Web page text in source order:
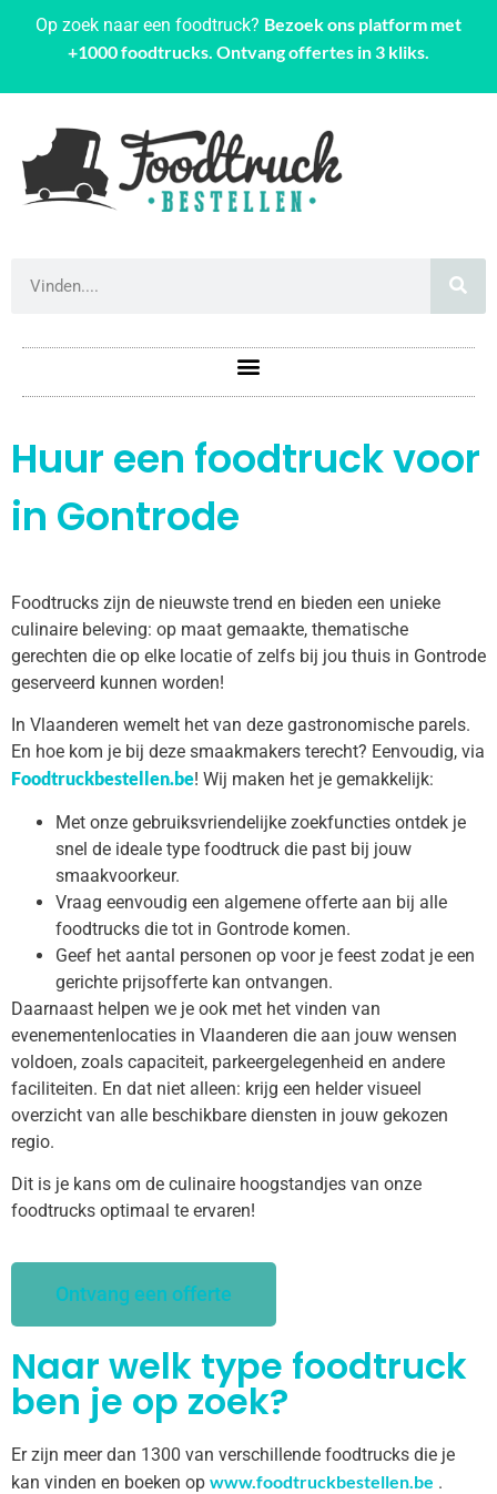
Op zoek naar een foodtruck? Bezoek ons platform met
+1000 foodtrucks. Ontvang offertes in 3 kliks.
Huur een foodtruck voor
in Gontrode
Foodtrucks zijn de nieuwste trend en bieden een unieke
culinaire beleving: op maat gemaakte, thematische
gerechten die op elke locatie of zelfs bij jou thuis in Gontrode
geserveerd kunnen worden!
In Vlaanderen wemelt het van deze gastronomische parels.
En hoe kom je bij deze smaakmakers terecht? Eenvoudig, via
Foodtruckbestellen.be! Wij maken het je gemakkelijk:
Met onze gebruiksvriendelijke zoekfuncties ontdek je
snel de ideale type foodtruck die past bij jouw
smaakvoorkeur.
Vraag eenvoudig een algemene offerte aan bij alle
foodtrucks die tot in Gontrode komen.
Geef het aantal personen op voor je feest zodat je een
gerichte prijsofferte kan ontvangen.
Daarnaast helpen we je ook met het vinden van
evenementenlocaties in Vlaanderen die aan jouw wensen
voldoen, zoals capaciteit, parkeergelegenheid en andere
faciliteiten. En dat niet alleen: krijg een helder visueel
overzicht van alle beschikbare diensten in jouw gekozen
regio.
Dit is je kans om de culinaire hoogstandjes van onze
foodtrucks optimaal te ervaren!
Ontvang een offerte
Naar welk type foodtruck
ben je op zoek?
Er zijn meer dan 1300 van verschillende foodtrucks die je
kan vinden en boeken op www.foodtruckbestellen.be .